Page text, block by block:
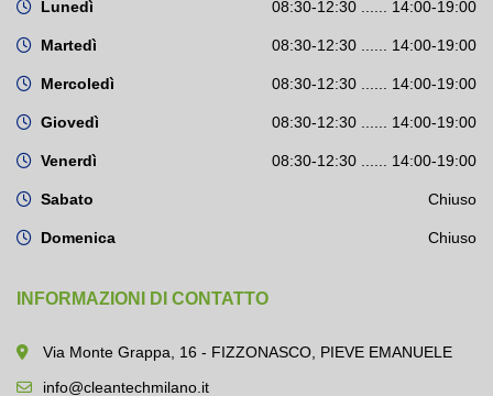
Lunedì 08:30-12:30 ...... 14:00-19:00
Martedì 08:30-12:30 ...... 14:00-19:00
Mercoledì 08:30-12:30 ...... 14:00-19:00
Giovedì 08:30-12:30 ...... 14:00-19:00
Venerdì 08:30-12:30 ...... 14:00-19:00
Sabato Chiuso
Domenica Chiuso
INFORMAZIONI DI CONTATTO
Via Monte Grappa, 16 - FIZZONASCO, PIEVE EMANUELE
info@cleantechmilano.it